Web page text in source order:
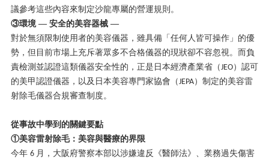
議參考這些內容來制定沙龍專屬的營運規則。
③環境 — 安全的美容器械 —
對於無須限制使用者的美容儀器，雖具備「任何人皆可操作」的優
勢，但目前市場上充斥著眾多不合格儀器的現狀卻不容忽視。而負
責檢測並認證這類儀器安全性的，正是日本經濟產業省（JEO）認可
的美甲認證儀器，以及日本美容專門家協會（JEPA）制定的美容雷
射除毛儀器合規審查制度。
從事故中學到的關鍵要點
①美容雷射除毛：美容與醫療的界限
今年 6 月，大阪府警察本部以涉嫌違反《醫師法》、業務過失傷害